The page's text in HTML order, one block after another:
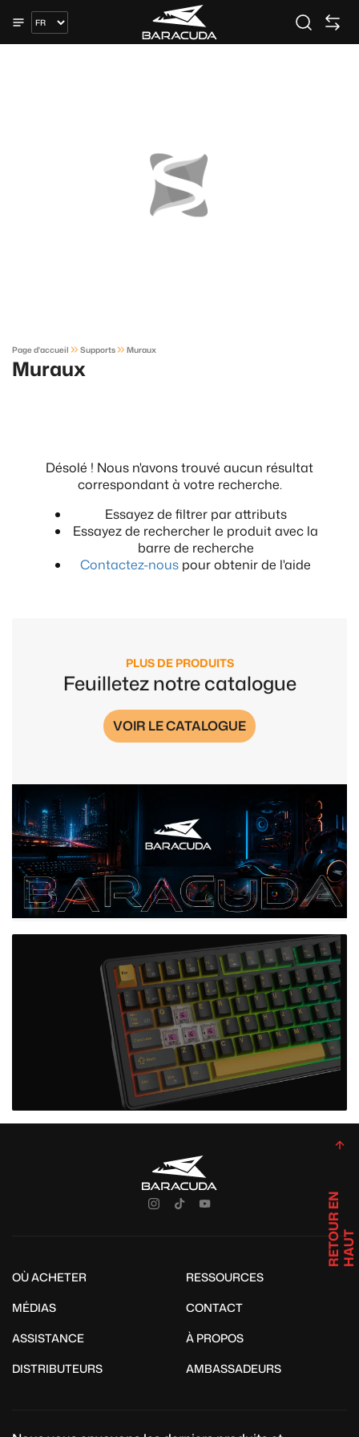
Page d'accueil Supports Muraux
Muraux
Désolé ! Nous n'avons trouvé aucun résultat
correspondant à votre recherche.
Essayez de filtrer par attributs
Essayez de rechercher le produit avec la
barre de recherche
Contactez-nous pour obtenir de l'aide
PLUS DE PRODUITS
Feuilletez notre catalogue
VOIR LE CATALOGUE
OÙ ACHETER
RESSOURCES
MÉDIAS
CONTACT
ASSISTANCE
À PROPOS
DISTRIBUTEURS
AMBASSADEURS
R
E
TO
U
R
E
N
H
A
UT